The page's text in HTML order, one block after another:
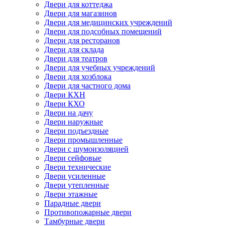
Двери для коттеджа
Двери для магазинов
Двери для медицинских учреждений
Двери для подсобных помещений
Двери для ресторанов
Двери для склада
Двери для театров
Двери для учебных учреждений
Двери для хозблока
Двери для частного дома
Двери КХН
Двери КХО
Двери на дачу
Двери наружные
Двери подъездные
Двери промышленные
Двери с шумоизоляцией
Двери сейфовые
Двери технические
Двери усиленные
Двери утепленные
Двери этажные
Парадные двери
Противопожарные двери
Тамбурные двери